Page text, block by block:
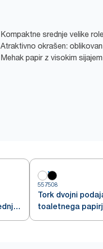
Kompaktne srednje velike role
Atraktivno okrašen:
Mehak papir z visokim
557508
Tork dvojni
toaletnega
velikosti, črn T6